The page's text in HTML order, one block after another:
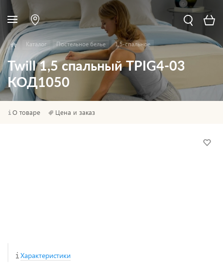
Каталог Постельное белье 1,5-спальное
Twill 1,5 спальный TPIG4-03
КОД1050
О товаре Цена и заказ
Характеристики